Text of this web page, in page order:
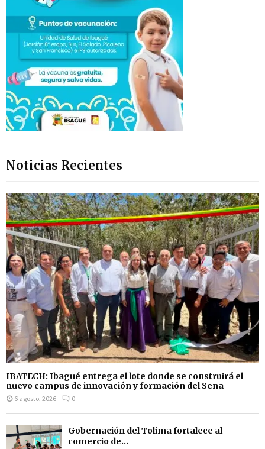
Noticias Recientes
IBATECH: Ibagué entrega el lote donde se construirá el
nuevo campus de innovación y formación del Sena
6 agosto, 2026 0
Gobernación del Tolima fortalece al
comercio de...